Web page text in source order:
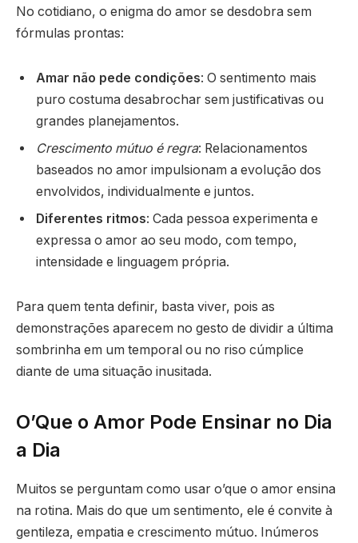
No cotidiano, o enigma do amor se desdobra sem
fórmulas prontas:
Amar não pede condições: O sentimento mais
puro costuma desabrochar sem justificativas ou
grandes planejamentos.
Crescimento mútuo é regra: Relacionamentos
baseados no amor impulsionam a evolução dos
envolvidos, individualmente e juntos.
Diferentes ritmos: Cada pessoa experimenta e
expressa o amor ao seu modo, com tempo,
intensidade e linguagem própria.
Para quem tenta definir, basta viver, pois as
demonstrações aparecem no gesto de dividir a última
sombrinha em um temporal ou no riso cúmplice
diante de uma situação inusitada.
O’Que o Amor Pode Ensinar no Dia
a Dia
Muitos se perguntam como usar o’que o amor ensina
na rotina. Mais do que um sentimento, ele é convite à
gentileza, empatia e crescimento mútuo. Inúmeros